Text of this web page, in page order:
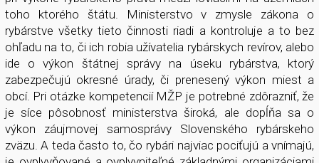
toho ktorého štátu. Ministerstvo v zmysle zákona o
rybárstve všetky tieto činnosti riadi a kontroluje a to bez
ohľadu na to, či ich robia užívatelia rybárskych revírov, alebo
ide o výkon štátnej správy na úseku rybárstva, ktorý
zabezpečujú okresné úrady, či prenesený výkon miest a
obcí. Pri otázke kompetencií MŽP je potrebné zdôrazniť, že
je síce pôsobnosť ministerstva široká, ale dopĺňa sa o
výkon záujmovej samosprávy Slovenského rybárskeho
zväzu. A teda často to, čo rybári najviac pociťujú a vnímajú,